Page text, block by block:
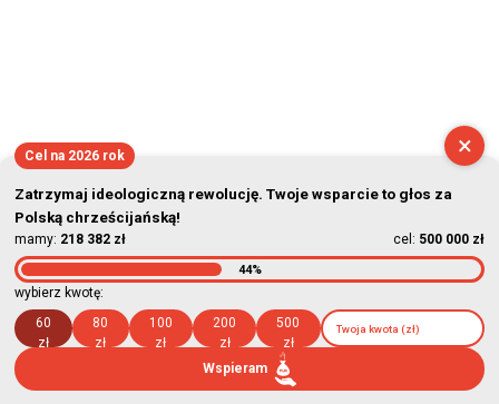
×
Cel na 2026 rok
Zatrzymaj ideologiczną rewolucję. Twoje wsparcie to głos za
Polską chrześcijańską!
mamy: 218 382 zł cel: 500 000 zł
44%
wybierz kwotę:
60
zł
80
zł
100
zł
200
zł
500
zł
Wspieram